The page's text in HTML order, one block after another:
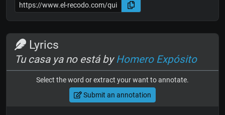
Lyrics
Tu casa ya no está byHomero Expósito
Select the word or extract your want to annotate.
Submit an annotation